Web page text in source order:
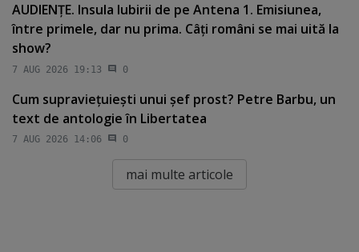
AUDIENŢE. Insula Iubirii de pe Antena 1. Emisiunea,
între primele, dar nu prima. Câţi români se mai uită la
show?
7 AUG 2026 19:13 0
Cum supravieţuieşti unui şef prost? Petre Barbu, un
text de antologie în Libertatea
7 AUG 2026 14:06 0
mai multe articole